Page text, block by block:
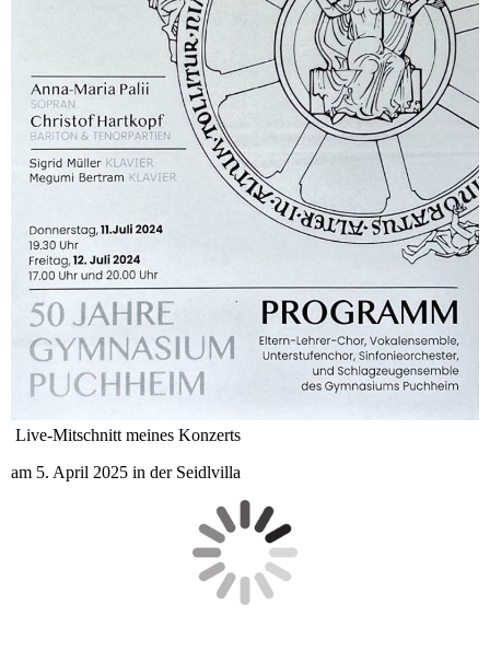
Live-Mitschnitt meines Konzerts
am 5. April 2025 in der Seidlvilla